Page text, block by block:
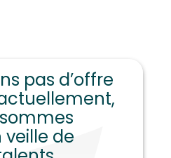
pas d’offre
veille de